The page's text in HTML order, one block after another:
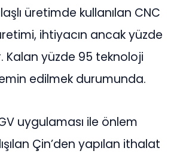
üretimde kullanılan CNC
ihtiyacın ancak yüzde
Kalan yüzde 95 teknoloji
edilmek durumunda.
uygulaması ile önlem
Çin’den yapılan ithalat